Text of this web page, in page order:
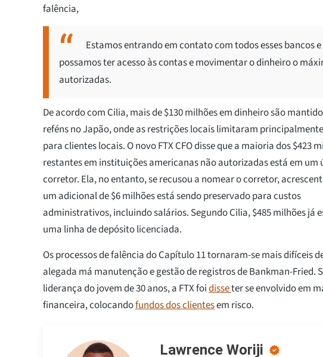
falência,
Estamos entrando em contato com todos esses bancos
possamos ter acesso às contas e movimentar o dinheiro o
autorizadas.
De acordo com Cilia, mais de $130 milhões em dinheiro são
reféns no Japão, onde as restrições locais limitaram
para clientes locais. O novo FTX CFO disse que a maioria dos $423
restantes em instituições americanas não autorizadas está em um
corretor. Ela, no entanto, se recusou a nomear o corretor,
um adicional de $6 milhões está sendo preservado para custos
administrativos, incluindo salários. Segundo Cilia, $485 milhões já
uma linha de depósito licenciada.
Os processos de falência do Capítulo 11 tornaram-se mais difíceis
alegada má manutenção e gestão de registros de Bankman-Fried.
liderança do jovem de 30 anos, a FTX foidisseter se envolvido em
financeira, colocandofundos dos clientesem risco.
Lawrence Woriji